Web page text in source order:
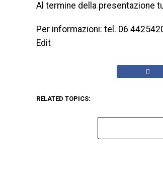
Al termine della presentazione
Per informazioni: tel. 06
Edit
RELATED TOPICS: